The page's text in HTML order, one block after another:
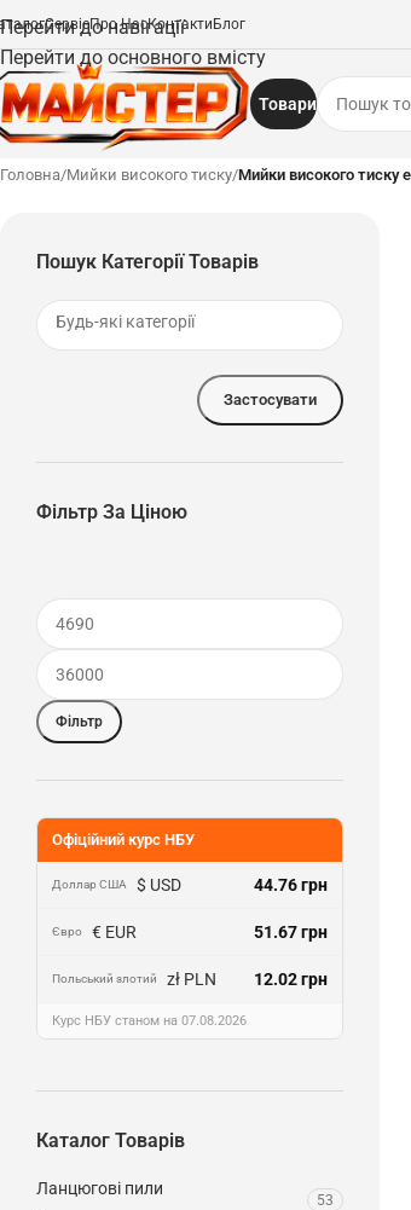
Перейти до навігації
Перейти до основного вмісту
СервісПро НасКонтакти Блог
Товари
Головна/Мийки високого тиску/Мийки високого тиску
Пошук Категорії Товарів
Застосувати
Фільтр За Ціною
Фільтр
Офіційний курс НБУ
Доллар США $ USD 44.76 грн
Євро € EUR 51.67 грн
Польський злотий zł PLN 12.02 грн
Курс НБУ станом на 07.08.2026
Каталог Товарів
Ланцюгові пили
53